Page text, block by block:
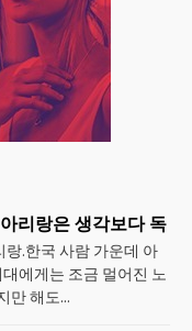
리랑은 생각보다 독
.한국 사람 가운데 아
에게는 조금 멀어진 노
만 해도...